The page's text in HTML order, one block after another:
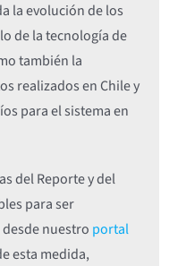
la evolución de los
de la tecnología de
también la
realizados en Chile y
para el sistema en
del Reporte y del
para ser
nuestro portal
esta medida,